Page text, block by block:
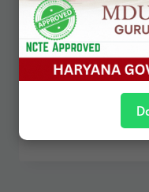
reforms focus
architecture of
its design,
India, debates
reforms arise